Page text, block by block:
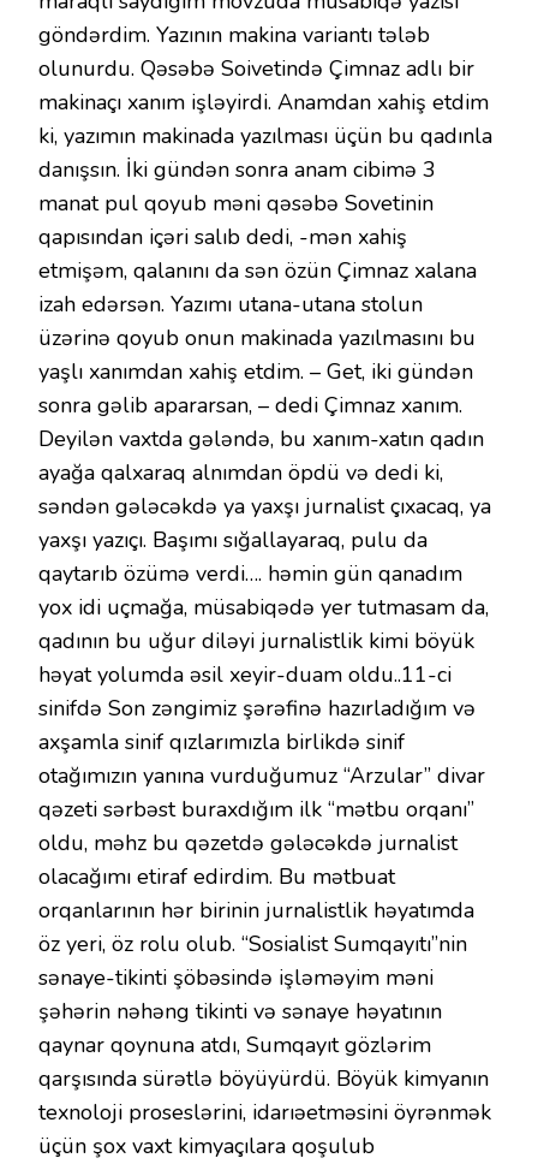
göndərdim. Yazının makina variantı tələb
olunurdu. Qəsəbə Soivetində Çimnaz adlı bir
makinaçı xanım işləyirdi. Anamdan xahiş etdim
ki, yazımın makinada yazılması üçün bu qadınla
danışsın. İki gündən sonra anam cibimə 3
manat pul qoyub məni qəsəbə Sovetinin
qapısından içəri salıb dedi, -mən xahiş
etmişəm, qalanını da sən özün Çimnaz xalana
izah edərsən. Yazımı utana-utana stolun
üzərinə qoyub onun makinada yazılmasını bu
yaşlı xanımdan xahiş etdim. – Get, iki gündən
sonra gəlib apararsan, – dedi Çimnaz xanım.
Deyilən vaxtda gələndə, bu xanım-xatın qadın
ayağa qalxaraq alnımdan öpdü və dedi ki,
səndən gələcəkdə ya yaxşı jurnalist çıxacaq, ya
yaxşı yazıçı. Başımı sığallayaraq, pulu da
qaytarıb özümə verdi…. həmin gün qanadım
yox idi uçmağa, müsabiqədə yer tutmasam da,
qadının bu uğur diləyi jurnalistlik kimi böyük
həyat yolumda əsil xeyir-duam oldu..11-ci
sinifdə Son zəngimiz şərəfinə hazırladığım və
axşamla sinif qızlarımızla birlikdə sinif
otağımızın yanına vurduğumuz “Arzular” divar
qəzeti sərbəst buraxdığım ilk “mətbu orqanı”
oldu, məhz bu qəzetdə gələcəkdə jurnalist
olacağımı etiraf edirdim. Bu mətbuat
orqanlarının hər birinin jurnalistlik həyatımda
öz yeri, öz rolu olub. “Sosialist Sumqayıtı”nin
sənaye-tikinti şöbəsində işləməyim məni
şəhərin nəhəng tikinti və sənaye həyatının
qaynar qoynuna atdı, Sumqayıt gözlərim
qarşısında sürətlə böyüyürdü. Böyük kimyanın
texnoloji proseslərini, idarıəetməsini öyrənmək
üçün şox vaxt kimyaçılara qoşulub